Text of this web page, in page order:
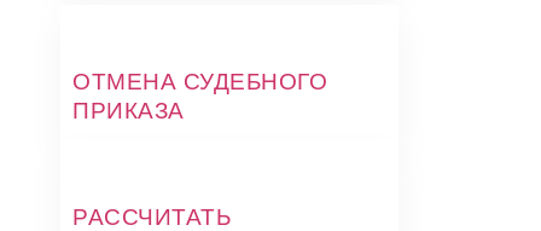
ОТМЕНА СУДЕБНОГО
ПРИКАЗА
РАССЧИТАТЬ